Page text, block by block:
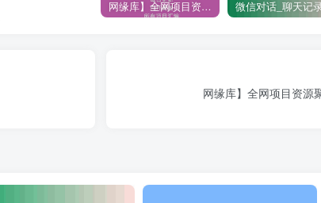
网缘库】全网项目资源聚合【2025.7.29更新]
网缘库】全网项目资源